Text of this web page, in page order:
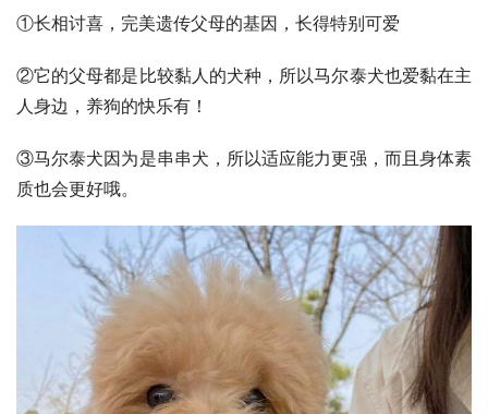
①长相讨喜，完美遗传父母的基因，长得特别可爱
②它的父母都是比较黏人的犬种，所以马尔泰犬也爱黏在主
人身边，养狗的快乐有！
③马尔泰犬因为是串串犬，所以适应能力更强，而且身体素
质也会更好哦。